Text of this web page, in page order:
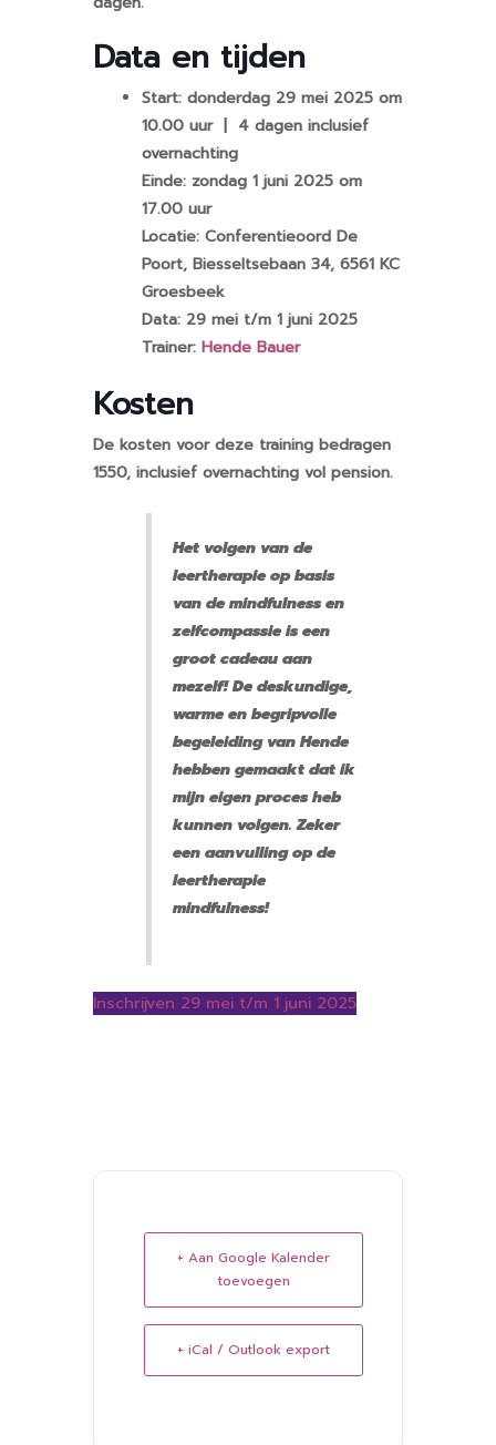
Data en tijden
Start: donderdag 29 mei 2025 om
10.00 uur | 4 dagen inclusief
overnachting
Einde: zondag 1 juni 2025 om
17.00 uur
Locatie: Conferentieoord De
Poort, Biesseltsebaan 34, 6561 KC
Groesbeek
Data: 29 mei t/m 1 juni 2025
Trainer: Hende Bauer
Kosten
De kosten voor deze training bedragen
1550, inclusief overnachting vol pension.
Het volgen van de
leertherapie op basis
van de mindfulness en
zelfcompassie is een
groot cadeau aan
mezelf! De deskundige,
warme en begripvolle
begeleiding van Hende
hebben gemaakt dat ik
mijn eigen proces heb
kunnen volgen. Zeker
een aanvulling op de
leertherapie
mindfulness!
Inschrijven 29 mei t/m 1 juni 2025
+ Aan Google Kalender
toevoegen
+ iCal / Outlook export